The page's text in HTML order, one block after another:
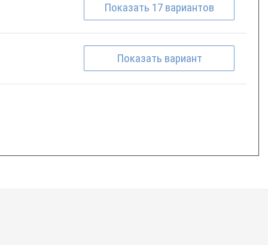
Показать 17 вариантов
Показать вариант